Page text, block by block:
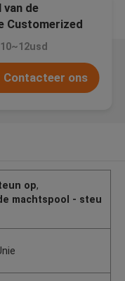
van de
Customerized
Contacteer ons
op,
machtspool - steu